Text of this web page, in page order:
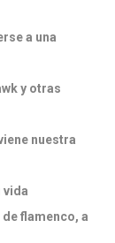
a una
y otras
nuestra
vida
flamenco, a